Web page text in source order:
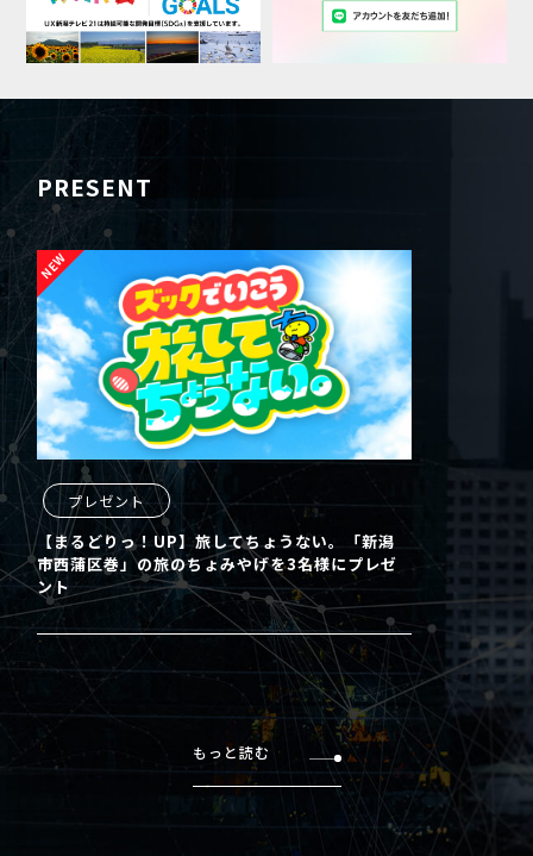
PRESENT
プレゼント
【まるどりっ！UP】旅してちょうない。「新潟
市西蒲区巻」の旅のちょみやげを3名様にプレゼ
ント
もっと読む